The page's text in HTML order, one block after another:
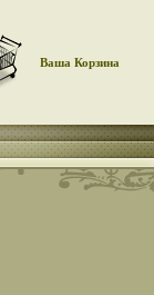
Ваша Корзина